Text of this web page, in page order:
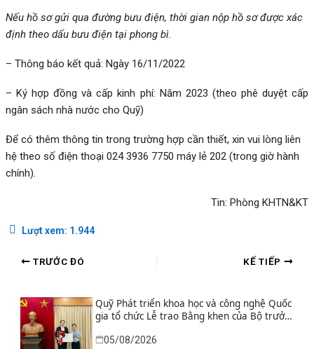
Nếu hồ sơ gửi qua đường bưu điện, thời gian nộp hồ sơ được xác
định theo dấu bưu điện tại phong bì.
– Thông báo kết quả: Ngày 16/11/2022
– Ký hợp đồng và cấp kinh phí: Năm 2023 (theo phê duyệt cấp
ngân sách nhà nước cho Quỹ)
Để có thêm thông tin trong trường hợp cần thiết, xin vui lòng liên
hệ theo số điện thoại 024 3936 7750 máy lẻ 202 (trong giờ hành
chính).
Tin: Phòng KHTN&KT
Lượt xem: 1.944
TRƯỚC ĐÓ KẾ TIẾP
Quỹ Phát triển khoa học và công nghệ Quốc
gia tổ chức Lễ trao Bằng khen của Bộ trưởng
nhân có thành tích xuất sắc
05/08/2026